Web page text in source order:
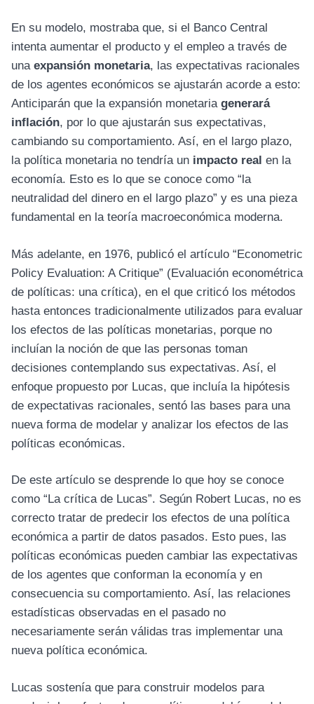
En su modelo, mostraba que, si el Banco Central
intenta aumentar el producto y el empleo a través de
una expansión monetaria, las expectativas racionales
de los agentes económicos se ajustarán acorde a esto:
Anticiparán que la expansión monetaria generará
inflación, por lo que ajustarán sus expectativas,
cambiando su comportamiento. Así, en el largo plazo,
la política monetaria no tendría un impacto real en la
economía. Esto es lo que se conoce como “la
neutralidad del dinero en el largo plazo” y es una pieza
fundamental en la teoría macroeconómica moderna.
Más adelante, en 1976, publicó el artículo “Econometric
Policy Evaluation: A Critique” (Evaluación econométrica
de políticas: una crítica), en el que criticó los métodos
hasta entonces tradicionalmente utilizados para evaluar
los efectos de las políticas monetarias, porque no
incluían la noción de que las personas toman
decisiones contemplando sus expectativas. Así, el
enfoque propuesto por Lucas, que incluía la hipótesis
de expectativas racionales, sentó las bases para una
nueva forma de modelar y analizar los efectos de las
políticas económicas.
De este artículo se desprende lo que hoy se conoce
como “La crítica de Lucas”. Según Robert Lucas, no es
correcto tratar de predecir los efectos de una política
económica a partir de datos pasados. Esto pues, las
políticas económicas pueden cambiar las expectativas
de los agentes que conforman la economía y en
consecuencia su comportamiento. Así, las relaciones
estadísticas observadas en el pasado no
necesariamente serán válidas tras implementar una
nueva política económica.
Lucas sostenía que para construir modelos para